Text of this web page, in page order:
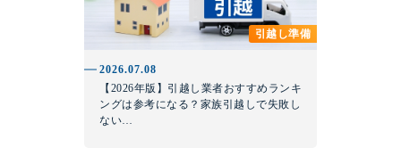
2026.07.08
【2026年版】引越し業者おすすめランキ
ングは参考になる？家族引越しで失敗し
ない…
引越し準備